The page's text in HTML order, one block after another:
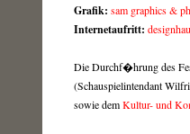
Grafik: sam graphics &
Internetaufritt:
Die Durchf�hrung des
(Schauspielintendant
sowie demKultur- und